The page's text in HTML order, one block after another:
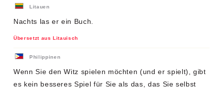
Litauen
Nachts las er ein Buch.
Übersetzt aus Litauisch
Philippinen
Wenn Sie den Witz spielen möchten (und er spielt), gibt
es kein besseres Spiel für Sie als das, das Sie selbst